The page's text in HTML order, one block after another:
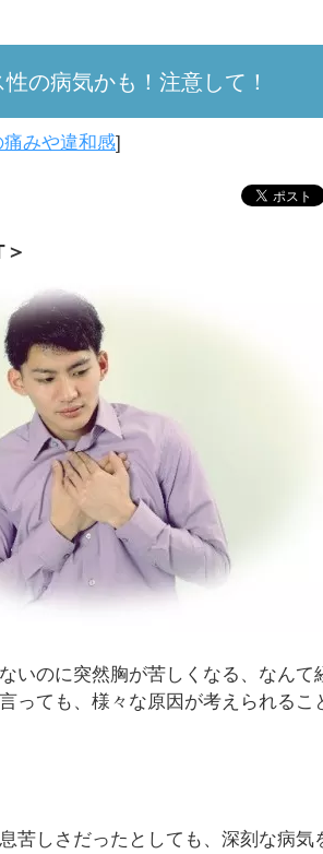
の病気かも！注意して！
痛みや違和感]
いのに突然胸が苦しくなる、なんて
っても、様々な原因が考えられるこ
苦しさだったとしても、深刻な病気